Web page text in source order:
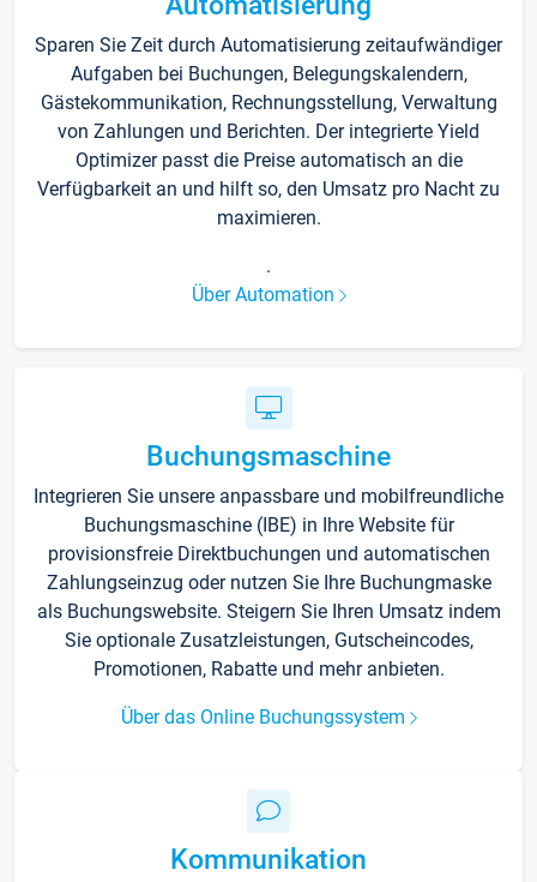
Sparen Sie Zeit durch Automatisierung zeitaufwändiger
Aufgaben bei Buchungen, Belegungskalendern,
Gästekommunikation, Rechnungsstellung, Verwaltung
von Zahlungen und Berichten. Der integrierte Yield
Optimizer passt die Preise automatisch an die
Verfügbarkeit an und hilft so, den Umsatz pro Nacht zu
maximieren.
.
Über Automation
Buchungsmaschine
Integrieren Sie unsere anpassbare und mobilfreundliche
Buchungsmaschine (IBE) in Ihre Website für
provisionsfreie Direktbuchungen und automatischen
Zahlungseinzug oder nutzen Sie Ihre Buchungmaske
als Buchungswebsite. Steigern Sie Ihren Umsatz indem
Sie optionale Zusatzleistungen, Gutscheincodes,
Promotionen, Rabatte und mehr anbieten.
Über das Online Buchungssystem
Kommunikation